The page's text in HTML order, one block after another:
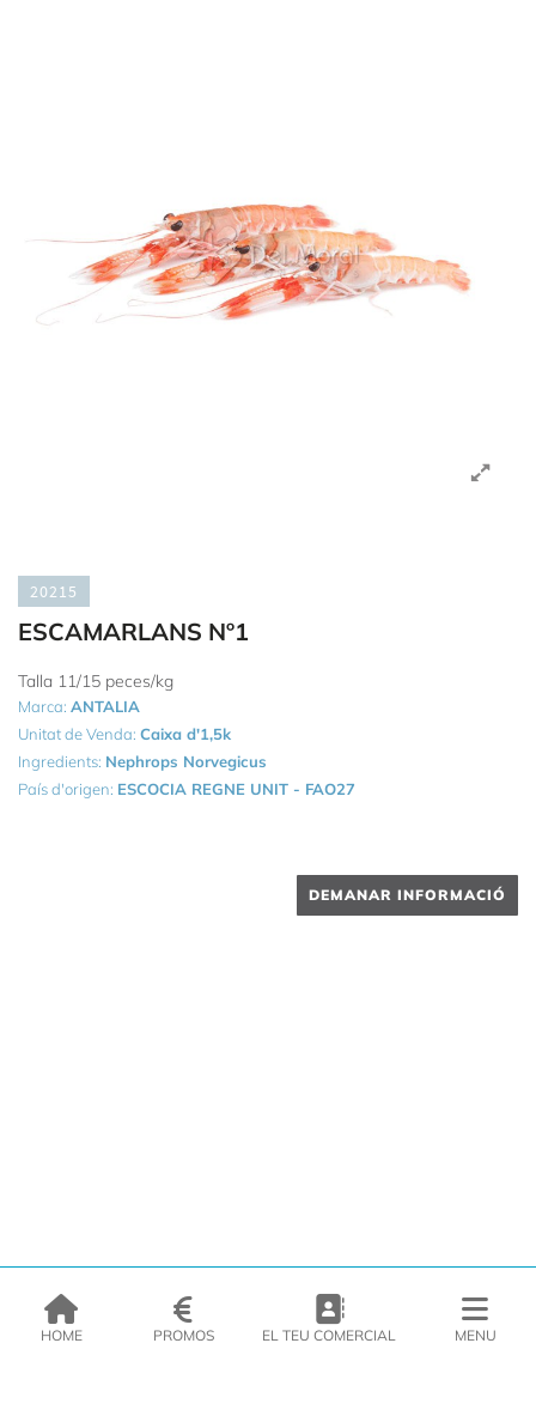
20215
ESCAMARLANS Nº1
Talla 11/15 peces/kg
Marca: ANTALIA
Unitat de Venda: Caixa d'1,5k
Ingredients: Nephrops Norvegicus
País d'origen: ESCOCIA REGNE UNIT - FAO27
DEMANAR INFORMACIÓ
HOME PROMOS EL TEU COMERCIAL MENU